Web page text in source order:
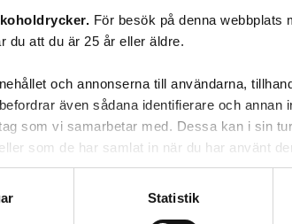
För besök på denna webbplats
du att du är 25 år eller äldre.
och annonserna till användarna,
även sådana identifierare och annan
som vi samarbetar med. Dessa kan i sin
som de har samlat in när du har använt
Statistik
goda köttfärssås
de åt 2 portioner var, så det var